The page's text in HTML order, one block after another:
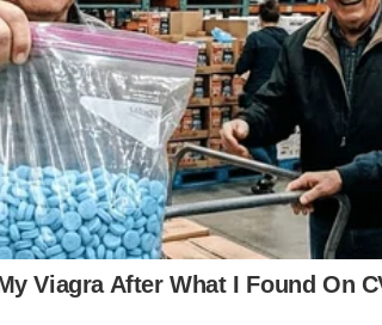
quartas de final do Brasileiro Sub-17